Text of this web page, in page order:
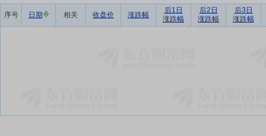
序号 日期 相关 收盘价 涨跌幅
后1日
涨跌幅
后2日
涨跌幅
后3日
涨跌幅